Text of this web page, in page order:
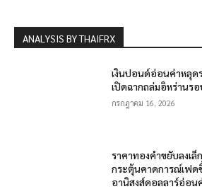
ANALYSIS BY THAIFRX
เงินปอนด์อ่อนค่าหลุด
เปิดฉากถล่มอิหร่านรอ
กรกฎาคม 16, 2026
ราคาทองคำขยับลงเ
กระตุ้นคาดการณ์เฟด
อานิสงส์ดอลลาร์อ่อน